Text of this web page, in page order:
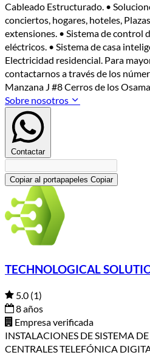
Cableado Estructurado. •
conciertos, hogares, hoteles,
extensiones. • Sistema de control
eléctricos. • Sistema de casa
Electricidad residencial. Para
contactarnos a través de los
Manzana J #8 Cerros de los Osama
Sobre nosotros
Contactar
Copiar al portapapeles Copiar
TECHNOLOGICAL
5.0 (1)
8 años
Empresa verificada
INSTALACIONES DE SISTEMA
CENTRALES TELEFÓNICA